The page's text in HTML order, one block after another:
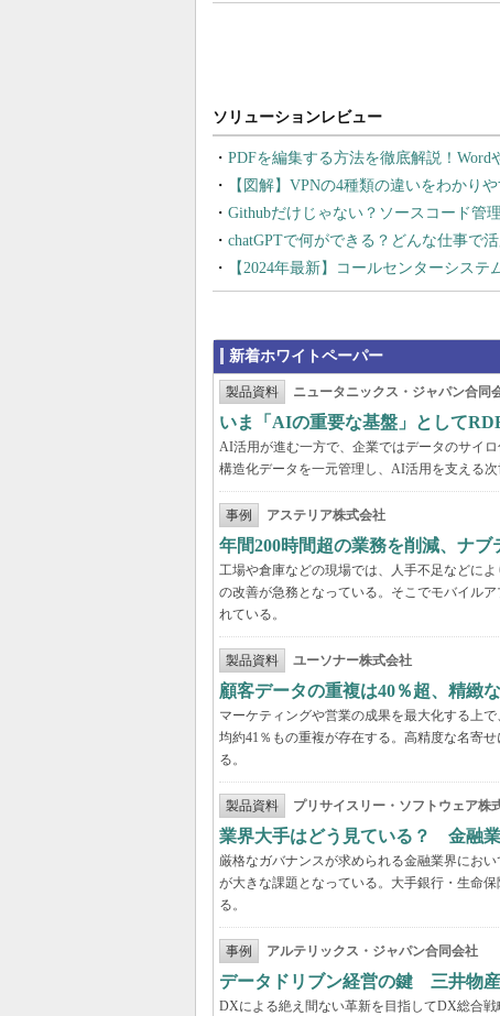
PDFを編集する方法を徹底解説！
【図解】VPNの4種類の違いをわかり
Githubだけじゃない？ソースコード管
chatGPTで何ができる？どんな仕事で
【2024年最新】コールセンターシス
新着ホワイトペーパー
製品資料 ニュータニックス・ジャパン合同
いま「AIの重要な基盤」として
AI活用が進む一方で、企業ではデータのサイ
構造化データを一元管理し、AI活用を支える
事例 アステリア株式会社
年間200時間超の業務を削減、ナブ
工場や倉庫などの現場では、人手不足などに
の改善が急務となっている。そこでモバイル
れている。
製品資料 ユーソナー株式会社
顧客データの重複は40％超、精緻
マーケティングや営業の成果を最大化する上
均約41％もの重複が存在する。高精度な名寄
る。
製品資料 プリサイスリー・ソフトウェア株
業界大手はどう見ている？ 金融
厳格なガバナンスが求められる金融業界にお
が大きな課題となっている。大手銀行・生命
る。
事例 アルテリックス・ジャパン合同会社
データドリブン経営の鍵 三井物
DXによる絶え間ない革新を目指してDX総合